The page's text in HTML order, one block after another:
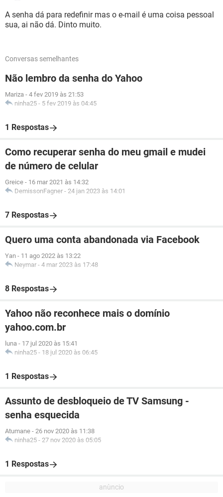
A senha dá para redefinir mas o e-mail é uma coisa pessoal
sua, ai não dá. Dinto muito.
Conversas semelhantes
Não lembro da senha do Yahoo
Mariza - 4 fev 2019 às 21:53
ninha25 - 5 fev 2019 às 04:45
1 Respostas
Como recuperar senha do meu gmail e mudei
de número de celular
Greice - 16 mar 2021 às 14:32
DemissonFagner - 24 jan 2023 às 14:01
7 Respostas
Quero uma conta abandonada via Facebook
Yan - 11 ago 2022 às 13:22
Neymar - 4 mar 2023 às 17:48
8 Respostas
Yahoo não reconhece mais o domínio
yahoo.com.br
luna - 17 jul 2020 às 15:41
ninha25 - 18 jul 2020 às 06:45
1 Respostas
Assunto de desbloqueio de TV Samsung -
senha esquecida
Atumane - 26 nov 2020 às 11:38
ninha25 - 27 nov 2020 às 05:05
1 Respostas